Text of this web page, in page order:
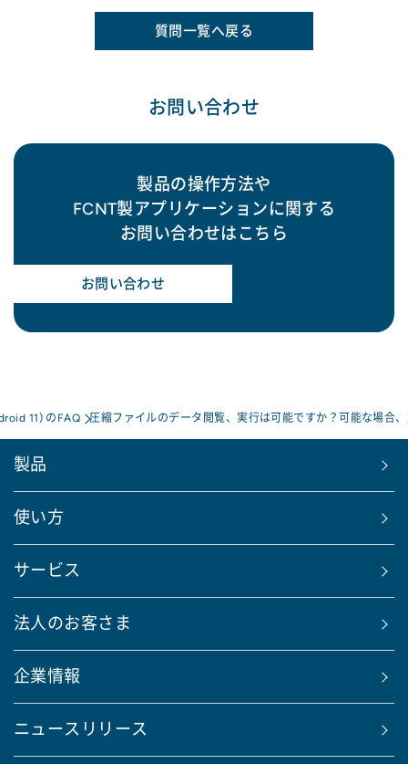
質問一覧へ戻る
お問い合わせ
製品の操作方法や
FCNT製アプリケーションに関する
お問い合わせはこちら
お問い合わせ
11) のFAQ 圧縮ファイルのデータ閲覧、実行は可能ですか？可能な場合
製品
使い方
サービス
法人のお客さま
企業情報
ニュースリリース